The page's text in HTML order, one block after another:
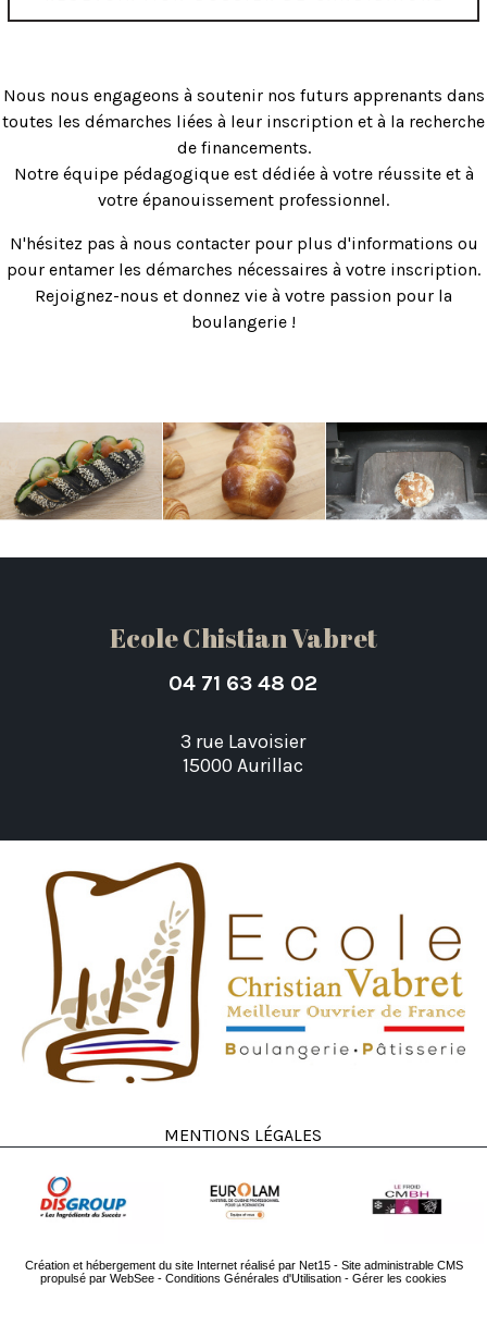
Nous nous engageons à soutenir nos futurs apprenants dans
toutes les démarches liées à leur inscription et à la recherche
de financements.
Notre équipe pédagogique est dédiée à votre réussite et à
votre épanouissement professionnel.
N'hésitez pas à nous contacter pour plus d'informations ou
pour entamer les démarches nécessaires à votre inscription.
Rejoignez-nous et donnez vie à votre passion pour la
boulangerie !
Ecole Chistian Vabret
04 71 63 48 02
3 rue Lavoisier
15000 Aurillac
Mentions légales
Création et hébergement du site Internet réalisé par Net15- Site administrable CMS
propulsé par WebSee - Conditions Générales d'Utilisation - Gérer les cookies